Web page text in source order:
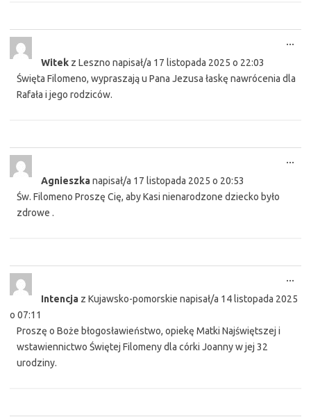
Witek z Leszno napisał/a 17 listopada 2025 o 22:03
Święta Filomeno, wypraszają u Pana Jezusa łaskę nawrócenia dla
Rafała i jego rodziców.
...
Agnieszkanapisał/a 17 listopada 2025 o 20:53
Św. Filomeno Proszę Cię, aby Kasi nienarodzone dziecko było
zdrowe .
...
Intencja z Kujawsko-pomorskie napisał/a 14 listopada 2025
o 07:11
Proszę o Boże błogosławieństwo, opiekę Matki Najświętszej i
wstawiennictwo Świętej Filomeny dla córki Joanny w jej 32
urodziny.
...